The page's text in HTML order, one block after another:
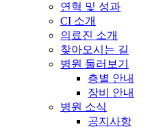
연혁 및 성과
CI 소개
의료진 소개
찾아오시는 길
병원 둘러보기
층별 안내
장비 안내
병원 소식
공지사항